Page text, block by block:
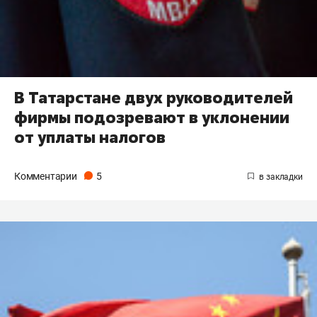
В Татарстане двух руководителей
фирмы подозревают в уклонении
от уплаты налогов
Комментарии 5